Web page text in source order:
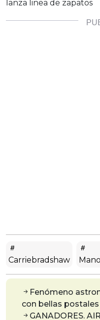
Carriebradshaw
Fenómeno
con bellas postales
GANADORES.